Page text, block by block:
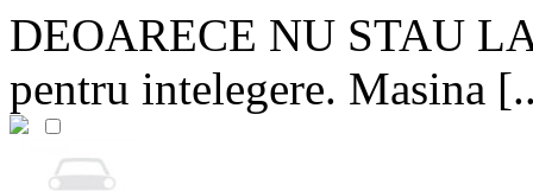
DEOARECE NU STAU
pentru intelegere. Masina